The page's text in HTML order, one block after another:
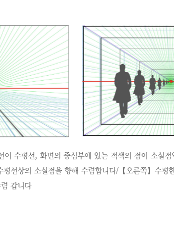
수평선, 화면의 중심부에 있는 적색의 점이 소실
선상의 소실점을 향해 수렴합니다/【오른쪽】수평
갑니다